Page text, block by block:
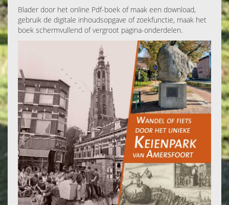
Blader door het online Pdf-boek of maak een download,
gebruik de digitale inhoudsopgave of zoekfunctie, maak het
boek schermvullend of vergroot pagina-onderdelen.